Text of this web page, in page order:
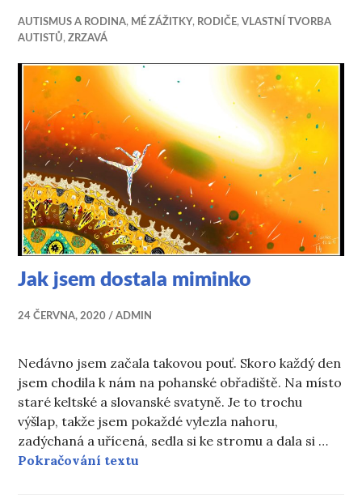
AUTISMUS A RODINA, MÉ ZÁŽITKY, RODIČE,VLASTNÍ TVORBA
AUTISTŮ,ZRZAVÁ
Jak jsem dostala miminko
24 ČERVNA, 2020 ADMIN
Nedávno jsem začala takovou pouť. Skoro každý den
jsem chodila k nám na pohanské obřadiště. Na místo
staré keltské a slovanské svatyně. Je to trochu
výšlap, takže jsem pokaždé vylezla nahoru,
zadýchaná a uřícená, sedla si ke stromu a dala si …
Pokračování textu